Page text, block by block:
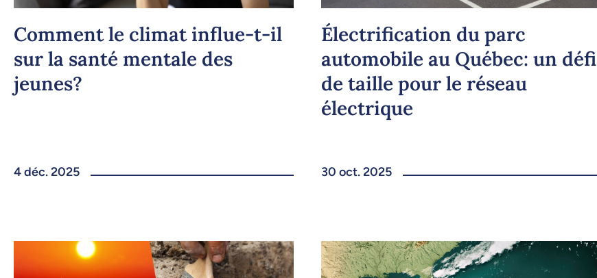
Comment le climat influe-t-il
sur la santé mentale des
jeunes?
4 déc. 2025
Électrification du parc
automobile au Québec: un défi
de taille pour le réseau
électrique
30 oct. 2025